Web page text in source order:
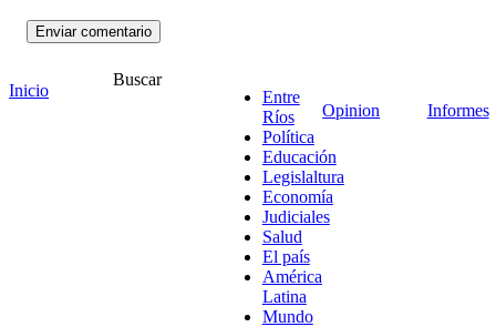
Inicio
Buscar
Entre
Ríos
Política
Educación
Legislaltura
Economía
Judiciales
Salud
El país
América
Latina
Mundo
Opinion Informes
¡Ponete en contacto!
Escribe aquí abajo lo que desees buscar
Buscar